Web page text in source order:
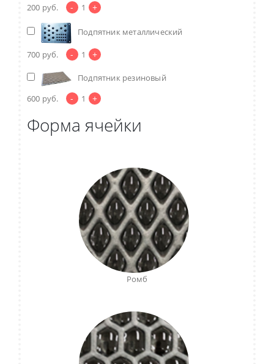
200 руб. - 1 +
Подпятник металлический
700 руб. - 1 +
Подпятник резиновый
600 руб. - 1 +
Форма ячейки
Ромб